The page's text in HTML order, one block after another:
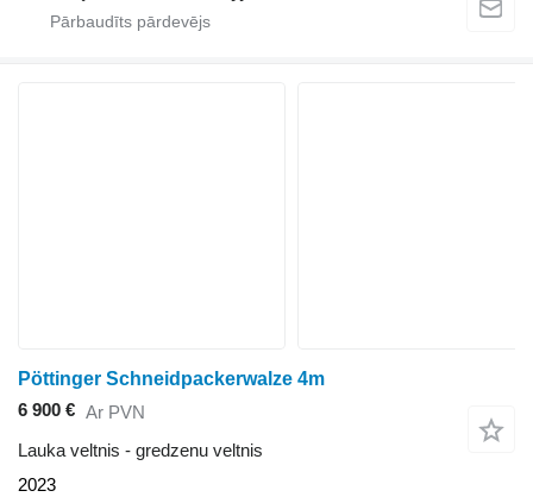
Pöttinger Schneidpackerwalze 4m
6 900 € Ar PVN
Lauka veltnis - gredzenu veltnis
2023